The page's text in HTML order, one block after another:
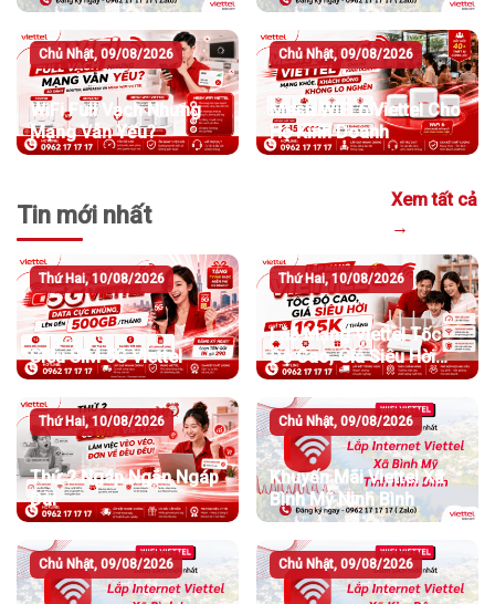
Chủ Nhật, 09/08/2026
WiFi Full Vạch Nhưng
Mạng Vẫn Yếu?
Chủ Nhật, 09/08/2026
Mesh WiFi 6 Viettel Cho
Hộ Kinh Doanh
Tin mới nhất
Xem tất cả
→
Thứ Hai, 10/08/2026
Siêu SIM 5G Viettel
Thứ Hai, 10/08/2026
Lắp Mạng Viettel Tốc
Độ Cao, Giá Siêu Hời
Chỉ Từ 195K/Tháng
Thứ Hai, 10/08/2026
Thứ 2 Ngáp Ngắn Ngáp
Dài
Chủ Nhật, 09/08/2026
Khuyến Mãi Viettel Xã
Bình Mỹ Ninh Bình
Chủ Nhật, 09/08/2026 Chủ Nhật, 09/08/2026